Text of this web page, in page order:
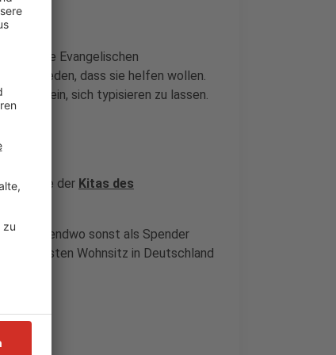
alle Evangelischen
dass sie helfen wollen.
sein, sich typisieren zu lassen.
in eine der Kitas des
nirgendwo sonst als Spender
einen festen Wohnsitz in Deutschland